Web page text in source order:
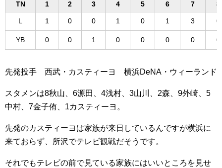
TN 1 2 3 4 5 6 7 8
L 1 0 0 1 0 1 3 0
YB 0 0 1 0 0 0 0 0
先発投手 西武・カスティーヨ 横浜DeNA・ウィーランド
スタメンは8秋山、6源田、4浅村、3山川、2森、9外崎、5
中村、7金子侑、1カスティーヨ。
先発のカスティーヨは家族が来日しているんですが横浜に
来ておらず、所沢でテレビ観戦だそうです。
それでもテレビの前で見ている家族にはいいところを見せ